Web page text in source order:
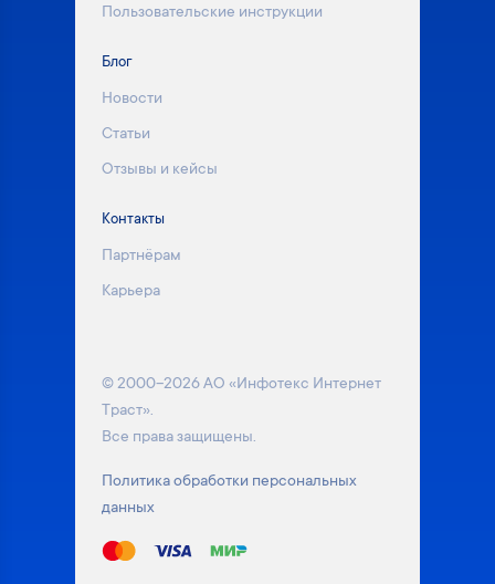
Пользовательские инструкции
Блог
Новости
Статьи
Отзывы и кейсы
Контакты
Партнёрам
Карьера
© 2000–2026 АО «Инфотекс Интернет
Траст».
Все права защищены.
Политика обработки персональных
данных